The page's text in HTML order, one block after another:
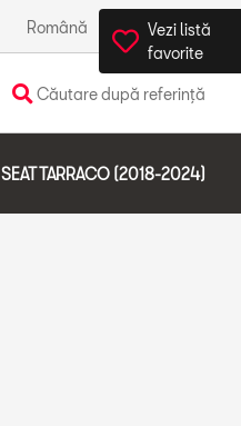
Română România
Căutare după referință
Vezi listă
favorite
SEAT TARRACO (2018-2024)